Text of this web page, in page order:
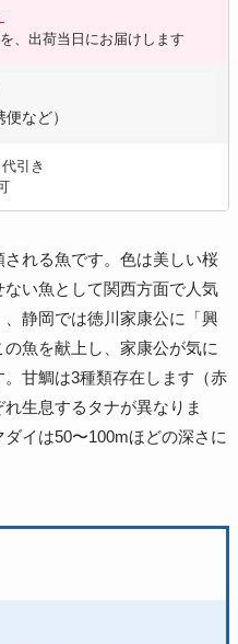
、出荷当日にお届けします
など）
代引き
れる魚です。色は美しい桜
い魚として関西方面で人気
静岡では徳川家康公に「興
魚を献上し、家康公が気に
甘鯛は3種類存在します（赤
生息するタナが異なりま
イは50〜100mほどの深さに